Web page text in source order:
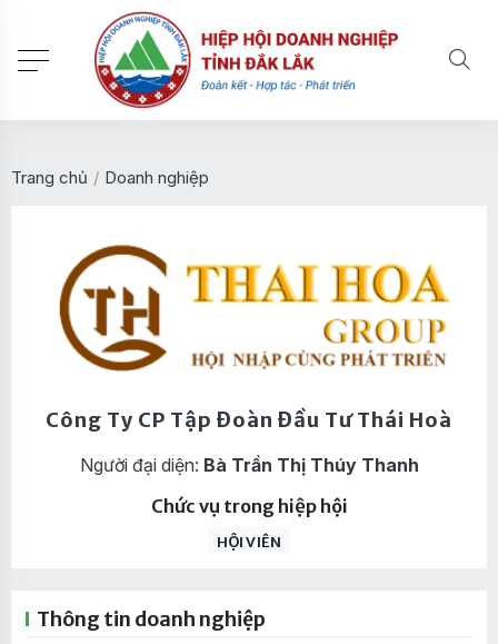
Trang chủ / Doanh nghiệp
Công Ty CP Tập Đoàn Đầu Tư Thái Hoà
Người đại diện: Bà Trần Thị Thúy Thanh
Chức vụ trong hiệp hội
HỘI VIÊN
Thông tin doanh nghiệp